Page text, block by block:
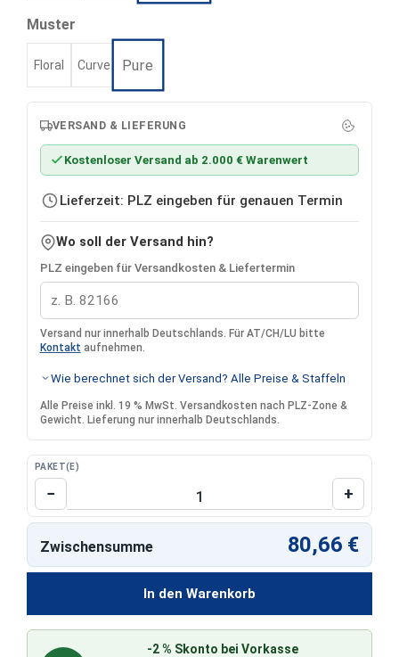
Muster
Floral Curve Pure
VERSAND & LIEFERUNG
Kostenloser Versand ab 2.000 € Warenwert
Lieferzeit: PLZ eingeben für genauen Termin
Wo soll der Versand hin?
PLZ eingeben für Versandkosten & Liefertermin
Versand nur innerhalb Deutschlands. Für AT/CH/LU bitte
Kontakt aufnehmen.
Wie berechnet sich der Versand? Alle Preise & Staffeln
Alle Preise inkl. 19 % MwSt. Versandkosten nach PLZ-Zone &
Gewicht. Lieferung nur innerhalb Deutschlands.
PAKET(E)
Produkt Anzahl: Gib den gewünschten
− +
In den Warenkorb
Zwischensumme 80,66 €
-2 % Skonto bei Vorkasse